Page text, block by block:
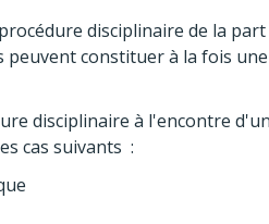
disciplinaire de la part
peuvent constituer à la fois
disciplinaire à l'encontre
cas suivants :